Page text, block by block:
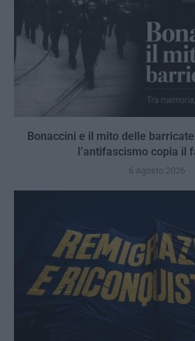
Bonaccini e il mito delle
l’antifascismo copia il
6 Agosto 2026